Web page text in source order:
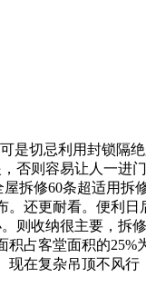
是切忌利用封锁隔
否则容易让人一进
拆修60条超适用拆
。还更耐看。便利
则收纳很主要，拆
占客堂面积的25%
在复杂吊顶不风行